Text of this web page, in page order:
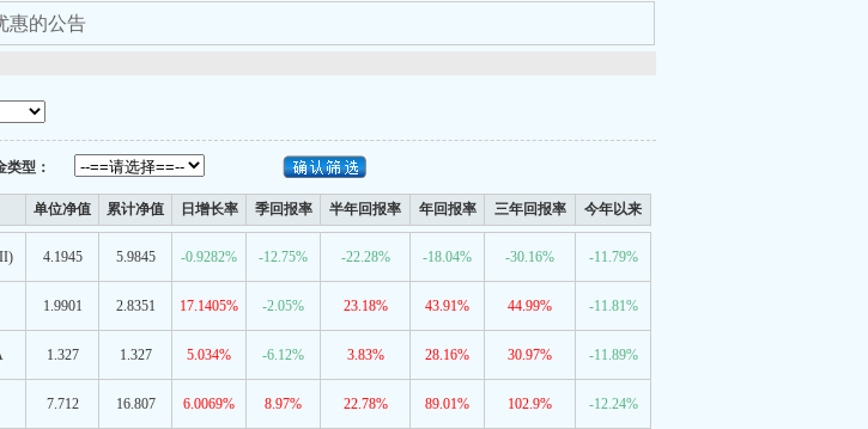
公告
类型：
单位净值 累计净值 日增长率 季回报率 半年回报率 年回报率 三年回报率 今年以来
4.1945 5.9845 -0.9282% -12.75% -22.28% -18.04% -30.16% -11.79%
1.9901 2.8351 17.1405% -2.05% 23.18% 43.91% 44.99% -11.81%
1.327 1.327 5.034% -6.12% 3.83% 28.16% 30.97% -11.89%
7.712 16.807 6.0069% 8.97% 22.78% 89.01% 102.9% -12.24%